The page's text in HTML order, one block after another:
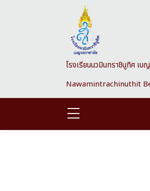
โรงเรียนนวมินทราชินูทิศ เบ
Nawamintrachinuthit